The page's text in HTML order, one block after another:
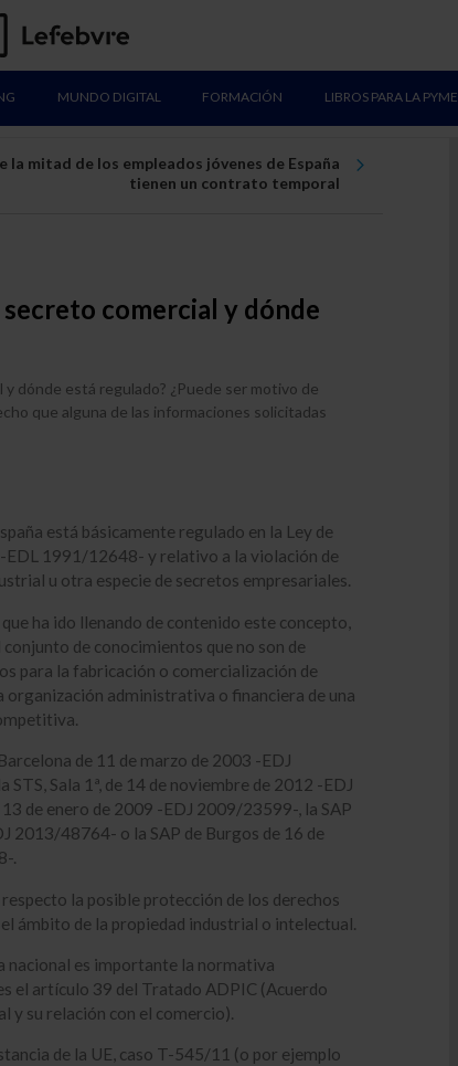
MUNDO DIGITAL FORMACIÓN LIBROS PARA LA PYME
la mitad de los empleados jóvenes de España
tienen un contrato temporal
comercial y dónde
dónde está regulado? ¿Puede ser motivo de
que alguna de las informaciones solicitadas
está básicamente regulado en la Ley de
EDL 1991/12648- y relativo a la violación de
u otra especie de secretos empresariales.
ha ido llenando de contenido este concepto,
de conocimientos que no son de
para la fabricación o comercialización de
administrativa o financiera de una
de 11 de marzo de 2003 -EDJ
Sala 1ª, de 14 de noviembre de 2012 -EDJ
de enero de 2009 -EDJ 2009/23599-, la SAP
2013/48764- o la SAP de Burgos de 16 de
.
la posible protección de los derechos
ámbito de la propiedad industrial o intelectual.
nacional es importante la normativa
el artículo 39 del Tratado ADPIC (Acuerdo
y su relación con el comercio).
de la UE, caso T-545/11 (o por ejemplo